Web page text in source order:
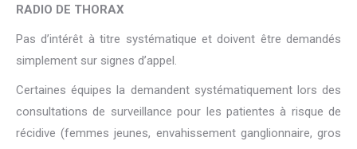
RADIO DE THORAX
Pas d’intérêt à titre systématique et doivent être demandés
simplement sur signes d’appel.
Certaines équipes la demandent systématiquement lors des
consultations de surveillance pour les patientes à risque de
récidive (femmes jeunes, envahissement ganglionnaire, gros